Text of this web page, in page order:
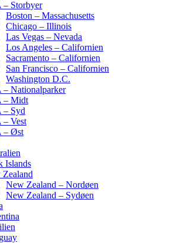
– Storbyer
Boston – Massachusetts
Chicago – Illinois
Las Vegas – Nevada
Los Angeles – Californien
Sacramento – Californien
San Francisco – Californien
Washington D.C.
– Nationalparker
– Midt
– Syd
– Vest
– Øst
Islands
New Zealand – Nordøen
New Zealand – Sydøen